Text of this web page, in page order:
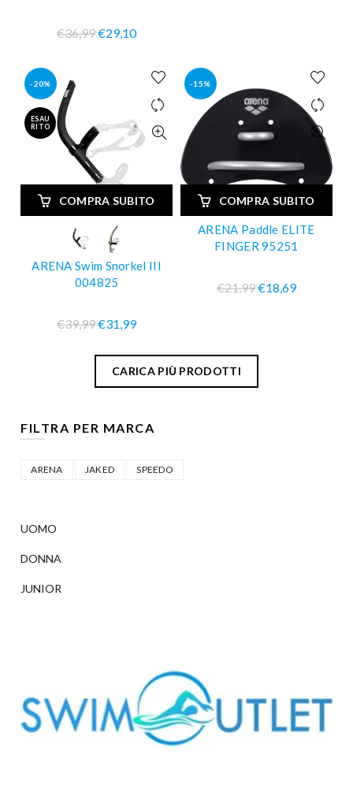
€36,99€29,10
-20%
ESAU
RITO
COMPRA SUBITO
ARENA Swim Snorkel III
004825
€39,99€31,99
-15%
COMPRA SUBITO
ARENA Paddle ELITE
FINGER 95251
€21,99€18,69
CARICA PIÙ PRODOTTI
FILTRA PER MARCA
ARENA JAKED SPEEDO
UOMO
DONNA
JUNIOR